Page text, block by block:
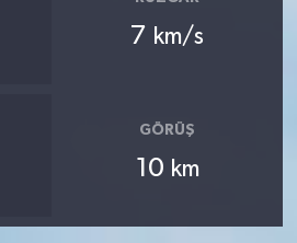
7 km/s
GÖRÜŞ
10 km